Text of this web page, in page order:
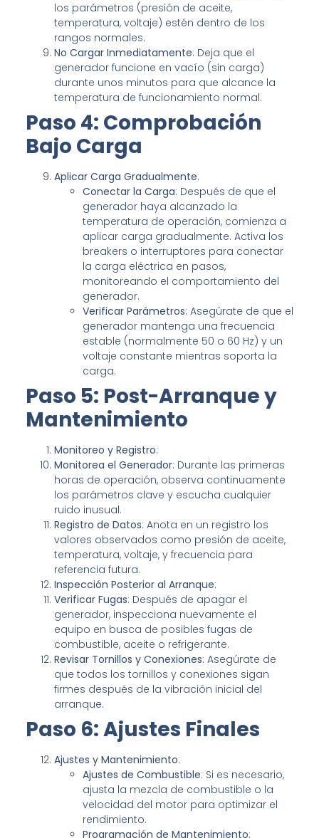
los parámetros (presión de aceite,
temperatura, voltaje) estén dentro de los
rangos normales.
No Cargar Inmediatamente: Deja que el
generador funcione en vacío (sin carga)
durante unos minutos para que alcance la
temperatura de funcionamiento normal.
Paso 4: Comprobación
Bajo Carga
Aplicar Carga Gradualmente:
Conectar la Carga: Después de que el
generador haya alcanzado la
temperatura de operación, comienza a
aplicar carga gradualmente. Activa los
breakers o interruptores para conectar
la carga eléctrica en pasos,
monitoreando el comportamiento del
generador.
Verificar Parámetros: Asegúrate de que el
generador mantenga una frecuencia
estable (normalmente 50 o 60 Hz) y un
voltaje constante mientras soporta la
carga.
Paso 5: Post-Arranque y
Mantenimiento
Monitoreo y Registro:
Monitorea el Generador: Durante las primeras
horas de operación, observa continuamente
los parámetros clave y escucha cualquier
ruido inusual.
Registro de Datos: Anota en un registro los
valores observados como presión de aceite,
temperatura, voltaje, y frecuencia para
referencia futura.
Inspección Posterior al Arranque:
Verificar Fugas: Después de apagar el
generador, inspecciona nuevamente el
equipo en busca de posibles fugas de
combustible, aceite o refrigerante.
Revisar Tornillos y Conexiones: Asegúrate de
que todos los tornillos y conexiones sigan
firmes después de la vibración inicial del
arranque.
Paso 6: Ajustes Finales
Ajustes y Mantenimiento:
Ajustes de Combustible: Si es necesario,
ajusta la mezcla de combustible o la
velocidad del motor para optimizar el
rendimiento.
Programación de Mantenimiento: